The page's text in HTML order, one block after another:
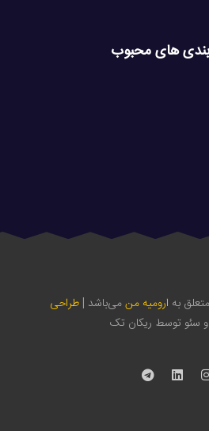
های محبوب
به ارومیه منمی‌باشد | طراحی
و سئو توسط ریکان تک